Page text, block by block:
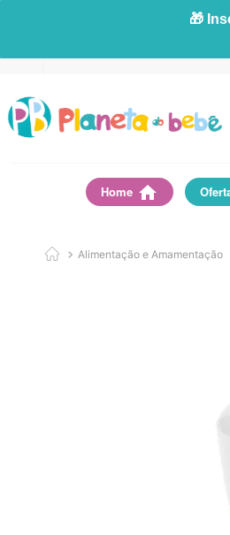
🎁
Home
Alimentação e Amamentação